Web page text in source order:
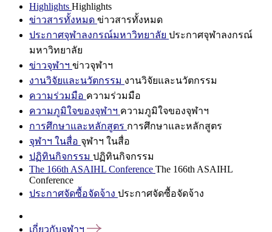
Highlights Highlights
ข่าวสารทั้งหมด ข่าวสารทั้งหมด
ประกาศจุฬาลงกรณ์มหาวิทยาลัย ประกาศจุฬาลงกรณ์
มหาวิทยาลัย
ข่าวจุฬาฯ ข่าวจุฬาฯ
งานวิจัยและนวัตกรรม งานวิจัยและนวัตกรรม
ความร่วมมือ ความร่วมมือ
ความภูมิใจของจุฬาฯ ความภูมิใจของจุฬาฯ
การศึกษาและหลักสูตร การศึกษาและหลักสูตร
จุฬาฯ ในสื่อ จุฬาฯ ในสื่อ
ปฏิทินกิจกรรม ปฏิทินกิจกรรม
The 166th ASAIHL Conference The 166th ASAIHL
Conference
ประกาศจัดซื้อจัดจ้าง ประกาศจัดซื้อจัดจ้าง
เกี่ยวกับจุฬาฯ